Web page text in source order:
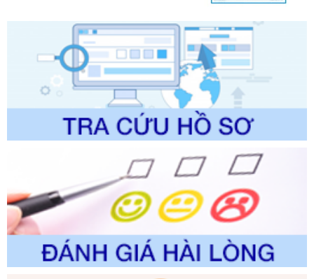
Ngày ban hành: 01/06/2026
Số kí hiệu:2304/QĐ-UBND
Tên: Quyết định công bố Danh mục thủ tục hành chính
được sửa đổi, bổ sung và phê duyệt Quy trình nội bộ, quy
trình điện tử giải quyết thủ tục hành chính trong lĩnh vực Du
lịch thuộc phạm vi chức năng quản lý của Sở Văn hóa, Thể
thao và Du lịch
Ngày ban hành: 01/06/2026
Tên: Về việc công bố Danh mục thủ tục hành chính sửa
đổi, bổ sung và phê duyệt Quy trình nội bộ, quy trình điện tử
trong giải quyết thủtục hành chính lĩnh vực biến đổi khí hậu
thuộc phạm vi giải quyết của Sở Nông nghiệp và Môi
trường
Ngày ban hành: 01/06/2026
Số kí hiệu:2300/QĐ-UBND